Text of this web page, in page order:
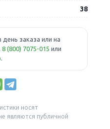
38
заказа или на
8 (800) 7075-015 или
.
носят
являются публичной